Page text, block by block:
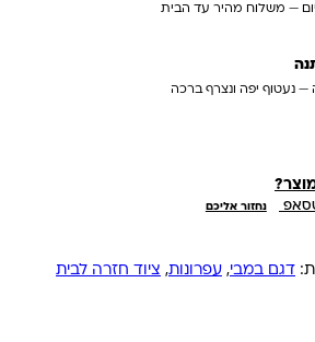
— משלוח מהיר עד הבית
— נעטוף יפה ונצרף ברכה
נחזור אליכם
דגם במבי, עפרונות, ציוד חזרה לבית